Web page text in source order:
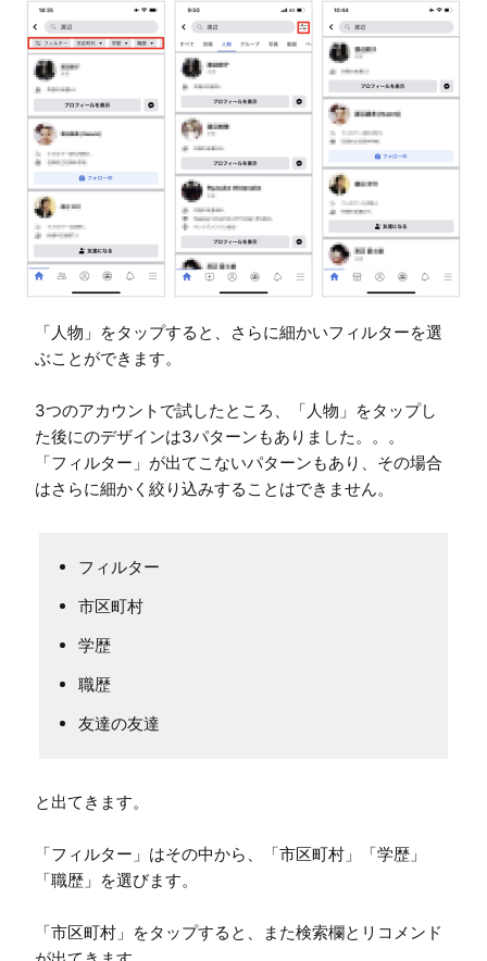
「人物」をタップすると、さらに細かいフィルターを選
ぶことができます。
3つのアカウントで試したところ、「人物」をタップし
た後にのデザインは3パターンもありました。。。
「フィルター」が出てこないパターンもあり、その場合
はさらに細かく絞り込みすることはできません。
フィルター
市区町村
学歴
職歴
友達の友達
と出てきます。
「フィルター」はその中から、「市区町村」「学歴」
「職歴」を選びます。
「市区町村」をタップすると、また検索欄とリコメンド